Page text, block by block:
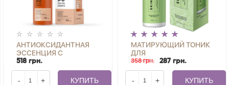
АНТИОКСИДАНТНАЯ
ЭССЕНЦИЯ С
КОМБУЧЕЙ VEGAN
KOMBUCHA TEA-TOX
ESSENCE JOKO BLEND
518 грн.
- + КУПИТЬ
МАТИРУЮЩИЙ ТОНИК
ДЛЯ
КОМБИНИРОВАННОЙ И
ЖИРНОЙ КОЖИ SKIN
DETOX JOKO BLEND 150
358 грн. 287 грн.
- + КУПИТЬ